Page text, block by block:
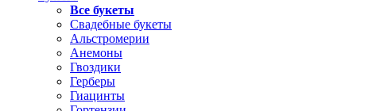
Все букеты
Свадебные букеты
Альстромерии
Анемоны
Гвоздики
Герберы
Гиацинты